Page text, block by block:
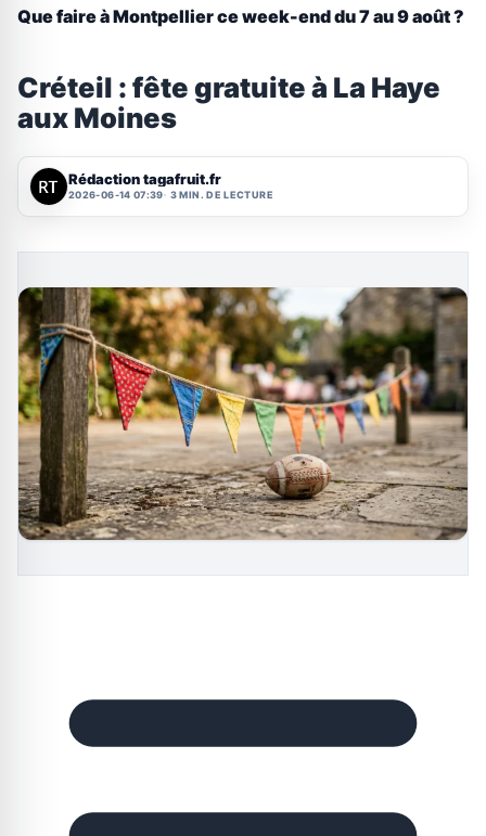
Que faire à Montpellier ce week-end du 7 au 9 août ?
Créteil : fête gratuite à La Haye
aux Moines
Rédaction tagafruit.fr
2026-06-14 07:39 3 MIN. DE LECTURE